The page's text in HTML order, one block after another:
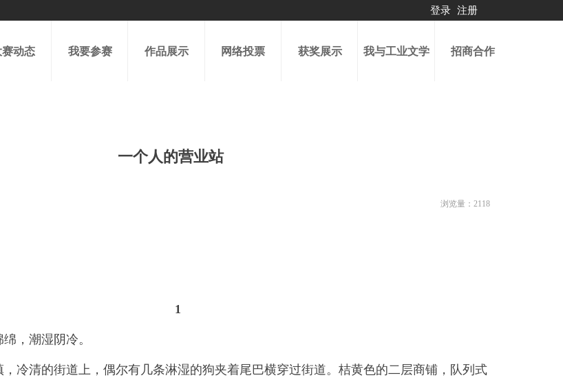
登录 注册
赛动态 我要参赛 作品展示 网络投票 获奖展示 我与工业文学 招商合作
一个人的营业站
1
，潮湿阴冷。
冷清的街道上，偶尔有几条淋湿的狗夹着尾巴横穿过街道。桔黄色的二层商铺，队列式
浏览量： 2118